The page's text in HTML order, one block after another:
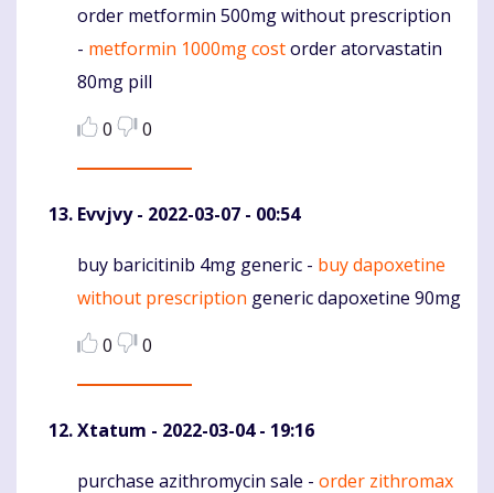
Komentaras
order metformin 500mg without prescription
- metformin 1000mg costorder atorvastatin
80mg pill
0
0
Evvjvy- 2022-03-07 - 00:54
Komentaras
buy baricitinib 4mg generic - buy dapoxetine
without prescription generic dapoxetine 90mg
0
0
Xtatum - 2022-03-04 - 19:16
Komentaras
purchase azithromycin sale - order zithromax